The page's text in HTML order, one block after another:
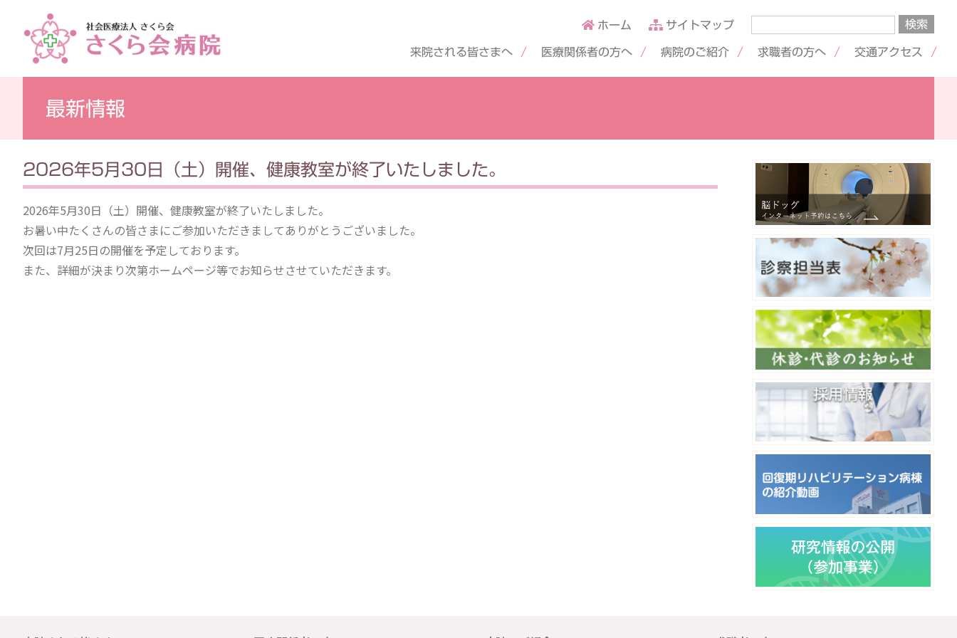
ホーム サイトマップ
来院される皆さまへ 医療関係者の方へ 病院のご紹介 求職者の方へ 交通アクセス
最新情報
2026年5月30日（土）開催、健康教室が終了いたしました。
2026年5月30日（土）開催、健康教室が終了いたしました。
お暑い中たくさんの皆さまにご参加いただきましてありがとうございました。
次回は7月25日の開催を予定しております。
また、詳細が決まり次第ホームページ等でお知らせさせていただきます。